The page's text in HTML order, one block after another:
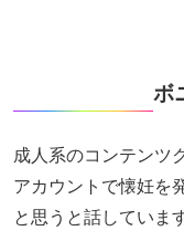
ボ
成人系のコンテンツ
アカウントで懐妊を
と思うと話しています